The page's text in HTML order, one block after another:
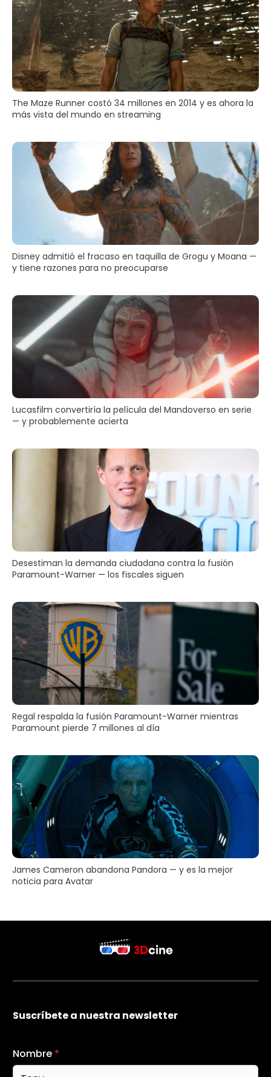
The Maze Runner costó 34 millones en 2014 y es ahora la
más vista del mundo en streaming
Disney admitió el fracaso en taquilla de Grogu y Moana —
y tiene razones para no preocuparse
Lucasfilm convertiría la película del Mandoverso en serie
— y probablemente acierta
Desestiman la demanda ciudadana contra la fusión
Paramount-Warner — los fiscales siguen
Regal respalda la fusión Paramount-Warner mientras
Paramount pierde 7 millones al día
James Cameron abandona Pandora — y es la mejor
noticia para Avatar
Suscríbete a nuestra newsletter
Nombre *